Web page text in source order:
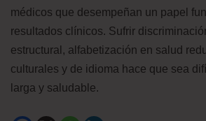
médicos que desempeñan un papel
resultados clínicos. Sufrir
estructural, alfabetización en salud
culturales y de idioma hace que sea
larga y saludable.